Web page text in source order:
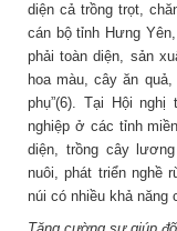
diện cả trồng trọt,
cán bộ tỉnh Hưng
phải toàn diện, sản
hoa màu, cây ăn
phụ”(6). Tại Hội
nghiệp ở các tỉnh
diện, trồng cây
nuôi, phát triển nghề
núi có nhiều khả năng